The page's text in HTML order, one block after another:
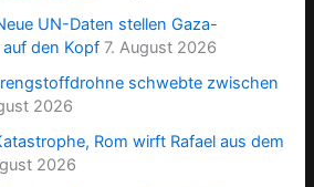
UN-Daten stellen Gaza-
den Kopf 7. August 2026
schwebte zwischen
2026
Rom wirft Rafael aus dem
2026